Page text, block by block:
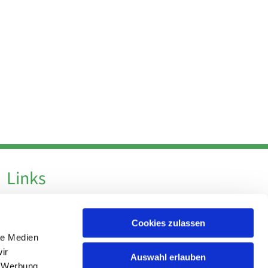
Medien
Cookies zulassen
Auswahl erlauben
Links
Impressum